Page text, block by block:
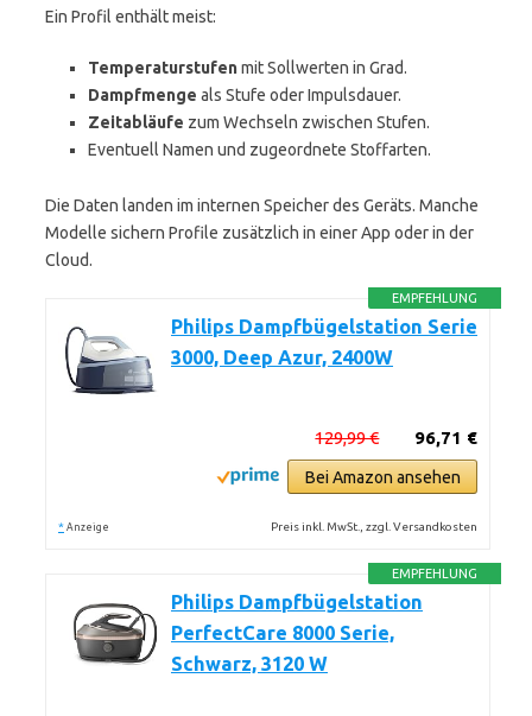
Ein Profil enthält meist:
Temperaturstufenmit Sollwerten in Grad.
Dampfmenge als Stufe oder Impulsdauer.
Zeitabläufe zum Wechseln zwischen Stufen.
Eventuell Namen und zugeordnete Stoffarten.
Die Daten landen im internen Speicher des Geräts. Manche
Modelle sichern Profile zusätzlich in einer App oder in der
Cloud.
EMPFEHLUNG
Philips Dampfbügelstation Serie
3000, Deep Azur, 2400W
96,71 €
129,99 €
Bei Amazon ansehen
* Anzeige Preis inkl. MwSt., zzgl. Versandkosten
EMPFEHLUNG
Philips Dampfbügelstation
PerfectCare 8000 Serie,
Schwarz, 3120 W